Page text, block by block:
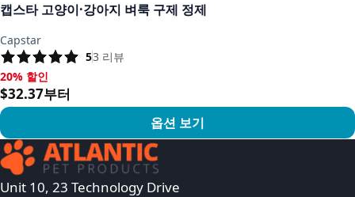
캡스타 고양이·강아지 벼룩 구제 정제
Capstar
53 리뷰
20% 할인, $32.37부터
20% 할인
$32.37부터
옵션 보기
상품 보기
Unit 10, 23 Technology Drive